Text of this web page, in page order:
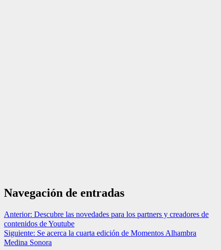
Navegación de entradas
Anterior: Descubre las novedades para los partners y creadores de
contenidos de Youtube
Siguiente: Se acerca la cuarta edición de Momentos Alhambra
Medina Sonora